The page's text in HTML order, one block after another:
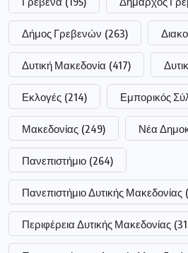
Δήμος Γρεβενών (263)
Δυτική Μακεδονία (417)
Εκλογές (214) Εμπορικός
Μακεδονίας (249) Νέα
Πανεπιστήμιο (264)
Πανεπιστήμιο Δυτικής Μακεδονίας
Περιφέρεια Δυτικής Μακεδονίας